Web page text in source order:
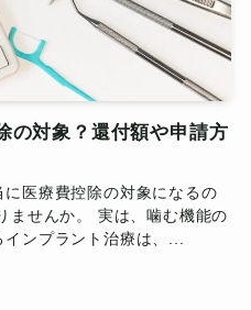
の対象？還付額や申請方
に医療費控除の対象になるの
せんか。 実は、噛む機能の
ンプラント治療は、...